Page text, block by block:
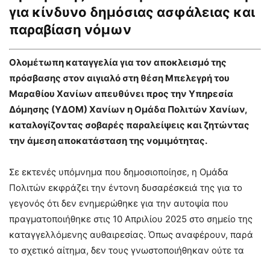
για κίνδυνο δημόσιας ασφάλειας και
παραβίαση νόμων
Ολομέτωπη καταγγελία για τον αποκλεισμό της
πρόσβασης στον αιγιαλό στη θέση Μπελεγρή του
Μαραθίου Χανίων απευθύνει προς την Υπηρεσία
Δόμησης (ΥΔΟΜ) Χανίων η Ομάδα Πολιτών Χανίων,
καταλογίζοντας σοβαρές παραλείψεις και ζητώντας
την άμεση αποκατάσταση της νομιμότητας.
Σε εκτενές υπόμνημα που δημοσιοποίησε, η Ομάδα
Πολιτών εκφράζει την έντονη δυσαρέσκειά της για το
γεγονός ότι δεν ενημερώθηκε για την αυτοψία που
πραγματοποιήθηκε στις 10 Απριλίου 2025 στο σημείο της
καταγγελλόμενης αυθαιρεσίας. Όπως αναφέρουν, παρά
το σχετικό αίτημα, δεν τους γνωστοποιήθηκαν ούτε τα